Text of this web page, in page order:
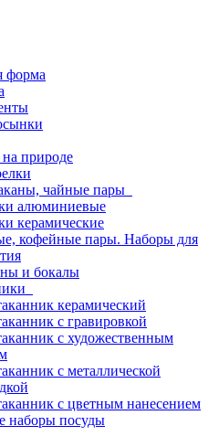
форма
природе
чайные пары
алюминиевые
керамические
кофейные пары. Наборы для
и бокалы
керамический
c гравировкой
с художественным
с металлической
с цветным нанесением
наборы посуды